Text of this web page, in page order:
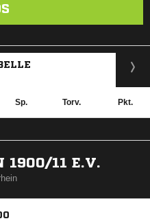
Sp. Torv. Pkt.
1900/11 E.V.